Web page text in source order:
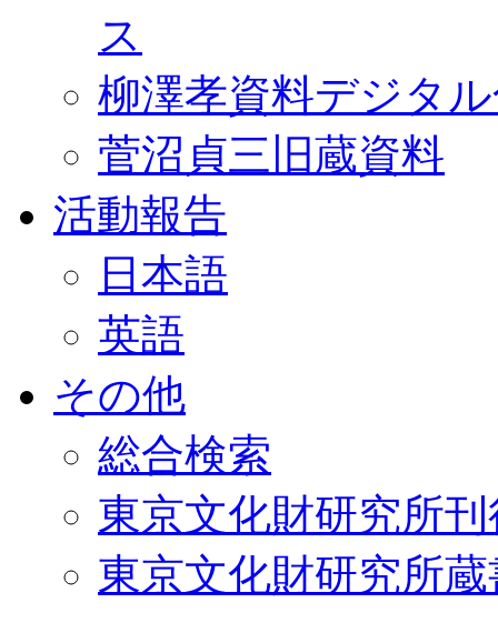
ス
柳澤孝資料デジタ
菅沼貞三旧蔵資料
活動報告
日本語
英語
その他
総合検索
東京文化財研究所
東京文化財研究所